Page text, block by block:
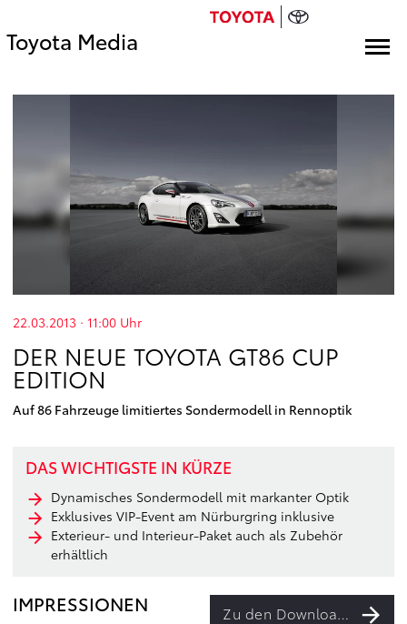
Toyota Media
22.03.2013 · 11:00 Uhr
DER NEUE TOYOTA GT86 CUP
EDITION
Auf 86 Fahrzeuge limitiertes Sondermodell in Rennoptik
DAS WICHTIGSTE IN KÜRZE
Dynamisches Sondermodell mit markanter Optik
Exklusives VIP-Event am Nürburgring inklusive
Exterieur- und Interieur-Paket auch als Zubehör
erhältlich
IMPRESSIONEN Zu den Downloads